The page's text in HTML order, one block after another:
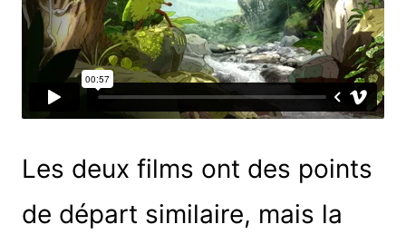
Les deux films ont des points
de départ similaire, mais la